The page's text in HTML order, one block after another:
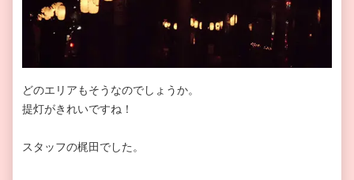
どのエリアもそうなのでしょうか。
提灯がきれいですね！
スタッフの梶田でした。